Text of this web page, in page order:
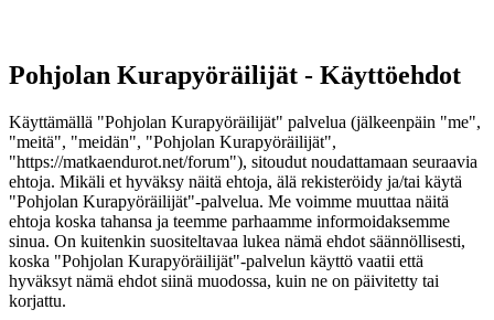
Pohjolan Kurapyöräilijät - Käyttöehdot
Käyttämällä "Pohjolan Kurapyöräilijät" palvelua (jälkeenpäin "me",
"meitä", "meidän", "Pohjolan Kurapyöräilijät",
"https://matkaendurot.net/forum"), sitoudut noudattamaan seuraavia
ehtoja. Mikäli et hyväksy näitä ehtoja, älä rekisteröidy ja/tai käytä
"Pohjolan Kurapyöräilijät"-palvelua. Me voimme muuttaa näitä
ehtoja koska tahansa ja teemme parhaamme informoidaksemme
sinua. On kuitenkin suositeltavaa lukea nämä ehdot säännöllisesti,
koska "Pohjolan Kurapyöräilijät"-palvelun käyttö vaatii että
hyväksyt nämä ehdot siinä muodossa, kuin ne on päivitetty tai
korjattu.